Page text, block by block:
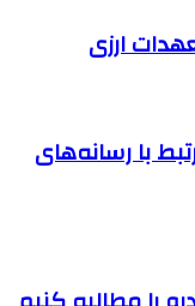
با رسانه‌های